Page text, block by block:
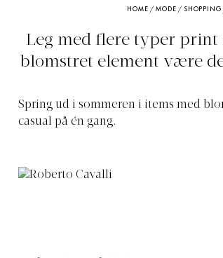
HOME /MODE / SHOPPING
Leg med flere typer print
blomstret element være
Spring ud i sommeren i items med
casual på én gang.